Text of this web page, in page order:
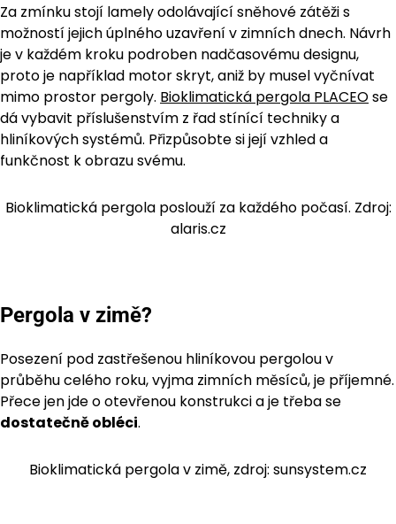
Za zmínku stojí lamely odolávající sněhové zátěži s
možností jejich úplného uzavření v zimních dnech. Návrh
je v každém kroku podroben nadčasovému designu,
proto je například motor skryt, aniž by musel vyčnívat
mimo prostor pergoly. Bioklimatická pergola PLACEOse
dá vybavit příslušenstvím z řad stínící techniky a
hliníkových systémů. Přizpůsobte si její vzhled a
funkčnost k obrazu svému.
Bioklimatická pergola poslouží za každého počasí. Zdroj:
alaris.cz
Pergola v zimě?
Posezení pod zastřešenou hliníkovou pergolou v
průběhu celého roku, vyjma zimních měsíců, je příjemné.
Přece jen jde o otevřenou konstrukci a je třeba se
dostatečně obléci.
Bioklimatická pergola v zimě, zdroj: sunsystem.cz